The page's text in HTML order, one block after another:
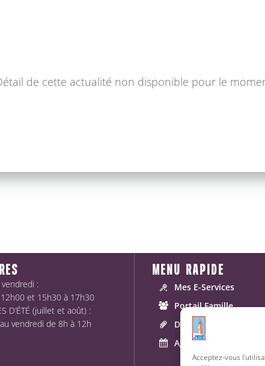
Acceptez-vous
de cette actualité non disponible pour le
:
et 15h30 à 17h30
D’ÉTÉ (juillet et août) :
vendredi de 8h à 12h
MENU RAPIDE
Mes E-Services
Portail Famille
Démarches
Agenda